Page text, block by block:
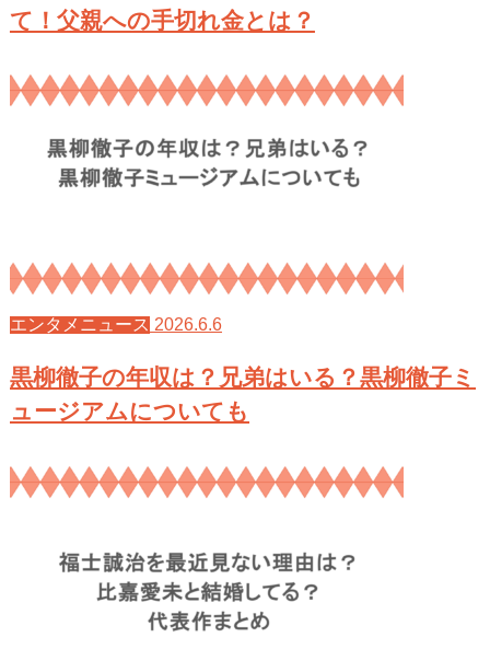
て！父親への手切れ金とは？
エンタメニュース 2026.6.6
黒柳徹子の年収は？兄弟はいる？黒柳徹子ミ
ュージアムについても